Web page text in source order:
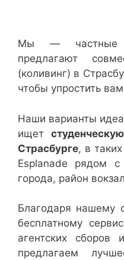
Мы — частные
предлагают
(коливинг) в
чтобы упростить
Наши варианты
ищет
Страсбурге, в
Esplanade рядом с
города, район
Благодаря нашему
бесплатному
агентских
предлагаем